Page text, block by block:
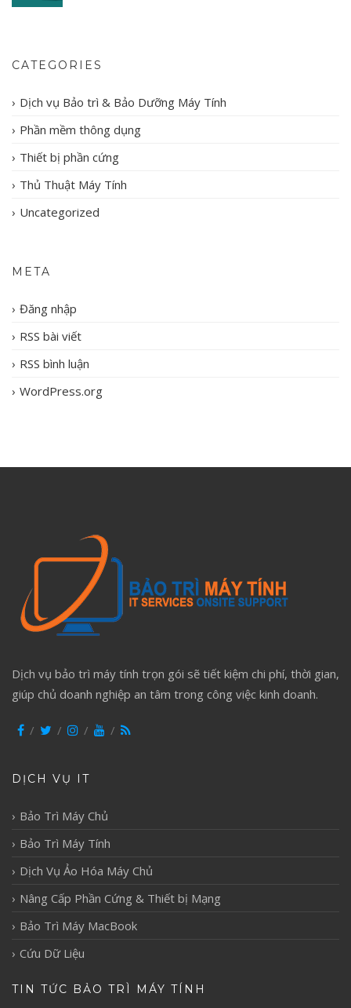
CATEGORIES
Dịch vụ Bảo trì & Bảo Dưỡng Máy Tính
Phần mềm thông dụng
Thiết bị phần cứng
Thủ Thuật Máy Tính
Uncategorized
META
Đăng nhập
RSS bài viết
RSS bình luận
WordPress.org
Dịch vụ bảo trì máy tính trọn gói sẽ tiết kiệm chi phí, thời gian,
giúp chủ doanh nghiệp an tâm trong công việc kinh doanh.
DỊCH VỤ IT
Bảo Trì Máy Chủ
Bảo Trì Máy Tính
Dịch Vụ Ảo Hóa Máy Chủ
Nâng Cấp Phần Cứng & Thiết bị Mạng
Bảo Trì Máy MacBook
Cứu Dữ Liệu
TIN TỨC BẢO TRÌ MÁY TÍNH